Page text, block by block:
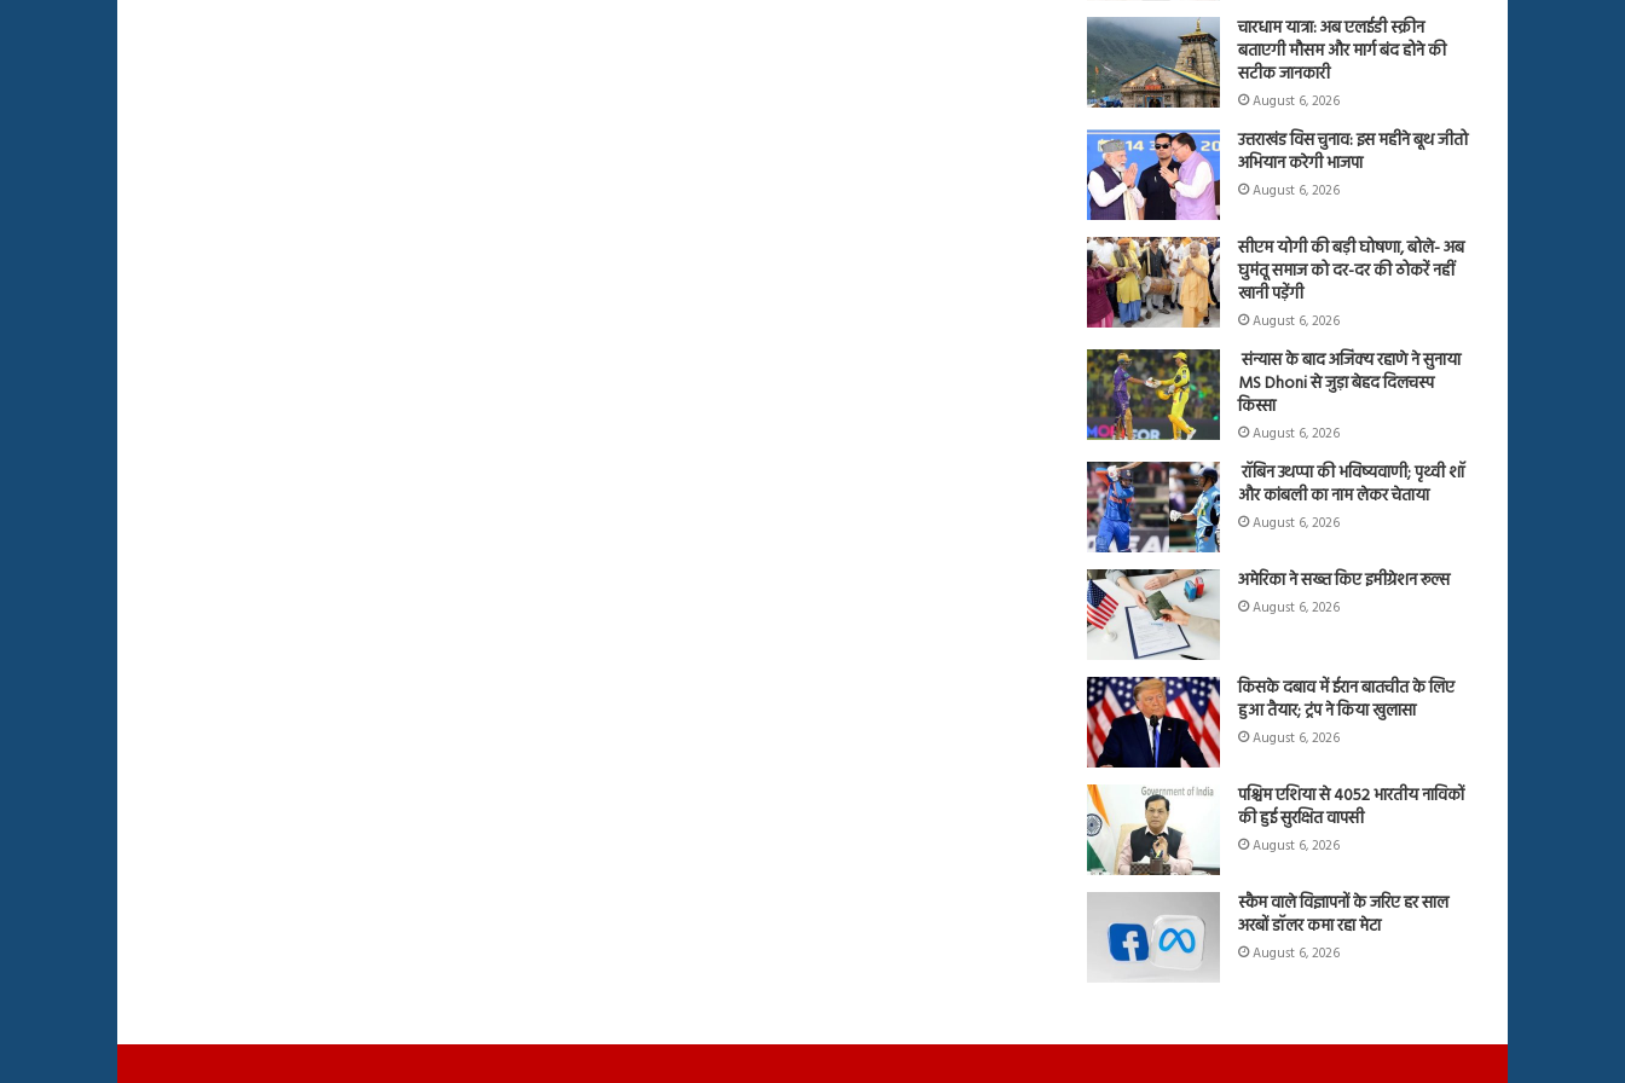
चारधाम यात्रा: अब एलईडी स्क्रीन
बताएगी मौसम और मार्ग बंद होने की
सटीक जानकारी
August 6, 2026
उत्तराखंड विस चुनाव: इस महीने बूथ जीतो
अभियान करेगी भाजपा
August 6, 2026
सीएम योगी की बड़ी घोषणा, बोले- अब
घुमंतू समाज को दर-दर की ठोकरें नहीं
खानी पड़ेंगी
August 6, 2026
संन्यास के बाद अजिंक्‍य रहाणे ने सुनाया
MS Dhoni से जुड़ा बेहद दिलचस्प
किस्सा
August 6, 2026
रॉबिन उथप्पा की भविष्यवाणी; पृथ्वी शॉ
और कांबली का नाम लेकर चेताया
August 6, 2026
अमेरिका ने सख्त किए इमीग्रेशन रूल्स
August 6, 2026
किसके दबाव में ईरान बातचीत के लिए
हुआ तैयार; ट्रंप ने किया खुलासा
August 6, 2026
पश्चिम एशिया से 4052 भारतीय नाविकों
की हुई सुरक्षित वापसी
August 6, 2026
स्कैम वाले विज्ञापनों के जरिए हर साल
अरबों डॉलर कमा रहा मेटा
August 6, 2026